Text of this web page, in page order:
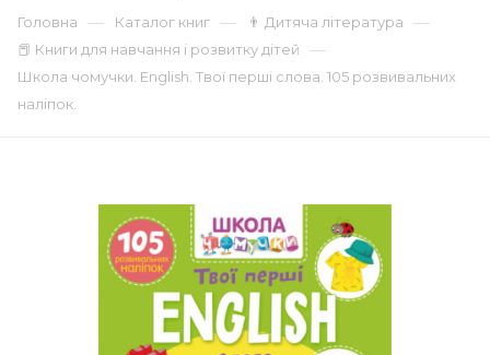
Головна — Каталог книг — 👨 Дитяча література —
📕 Книги для навчання і розвитку дітей —
Школа чомучки. English. Твої перші слова. 105 розвивальних
наліпок.